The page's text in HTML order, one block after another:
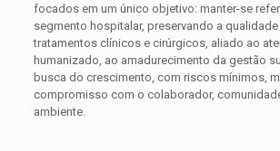
focados em um único objetivo: manter-se
segmento hospitalar, preservando a
tratamentos clínicos e cirúrgicos, aliado ao
humanizado, ao amadurecimento da gestão
busca do crescimento, com riscos mínimos,
compromisso com o colaborador,
ambiente.